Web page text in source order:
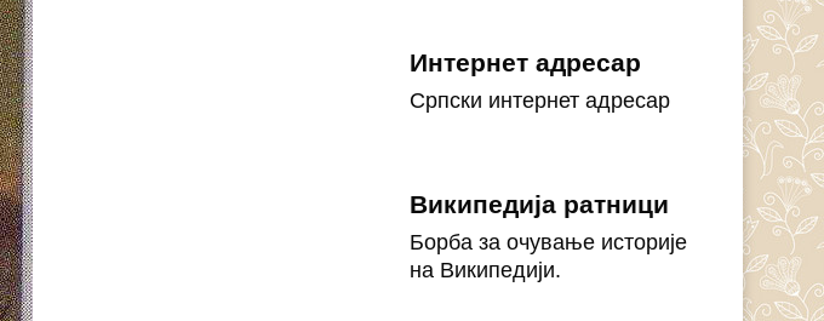
Интернет адресар
Српски интернет адресар
Википедија ратници
Борба за очување историје
на Википедији.